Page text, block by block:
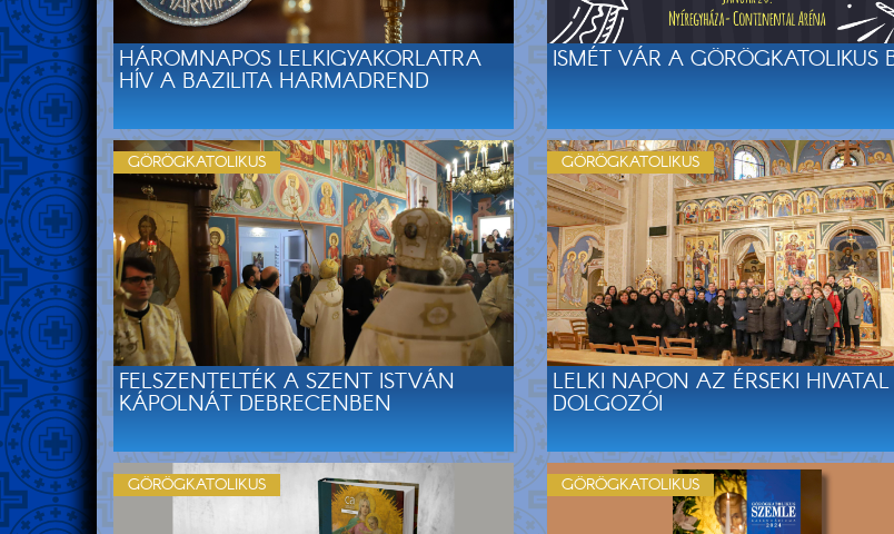
HÁROMNAPOS LELKIGYAKORLATRA
HÍV A BAZILITA HARMADREND
ISMÉT VÁR A GÖRÖGKATOLIKUS
FELSZENTELTÉK A SZENT ISTVÁN
KÁPOLNÁT DEBRECENBEN
GÖRÖGKATOLIKUS
LELKI NAPON AZ ÉRSEKI HIVATAL
DOLGOZÓI
GÖRÖGKATOLIKUS
GÖRÖGKATOLIKUS GÖRÖGKATOLIKUS